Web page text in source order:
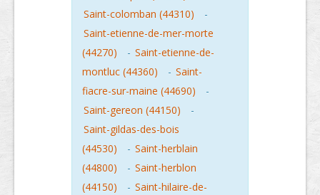
Saint-colomban (44310)
-
Saint-etienne-de-mer-morte
(44270)
- Saint-etienne-de-
montluc (44360)
- Saint-
fiacre-sur-maine (44690)
-
Saint-gereon (44150)
-
Saint-gildas-des-bois
(44530)
- Saint-herblain
(44800)
- Saint-herblon
(44150)
- Saint-hilaire-de-